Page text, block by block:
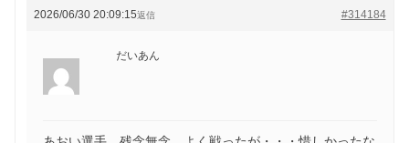
2026/06/30 20:09:15 #314184
返信
だいあん